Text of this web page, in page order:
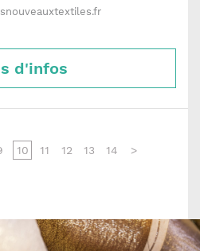
d'infos
10 11 12 13 14 >